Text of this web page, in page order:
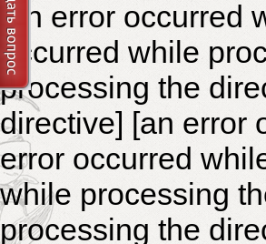
[an error occurred
occurred while
processing the
directive] [an error
error occurred
while processing
processing the